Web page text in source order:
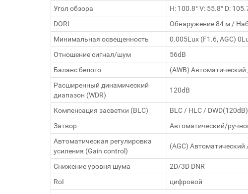
Угол обзора
H: 100.8° V: 55.8° D:
DORI
Обнаружение 84 м /
Минимальная освещенность
0.005Lux (F1.6, AGC)
Отношение сигнал/шум
56dB
Баланс белого
(AWB) Автоматический
Расширенный динамический
диапазон (WDR)
120dB
Компенсация засветки (BLC)
BLC / HLC / DWD(120dB)
Затвор
Автоматический/
Автоматическая регулировка
усиления (Gain control)
(AGC) Автоматический
Снижение уровня шума
2D/3D DNR
RoI
цифровой